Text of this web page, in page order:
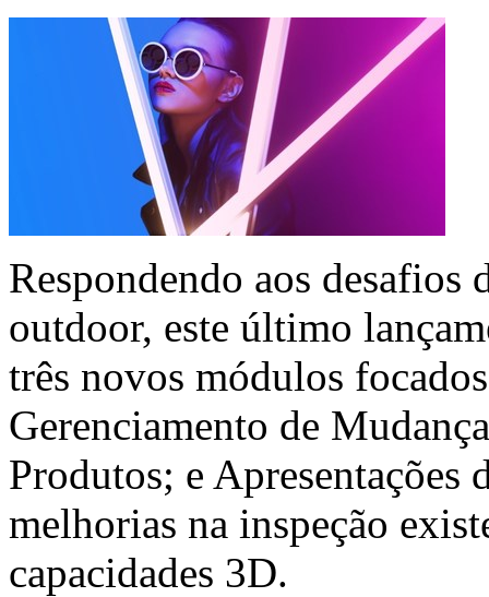
Respondendo aos desafios
outdoor, este último
três novos módulos
Gerenciamento de
Produtos; e Apresentações
melhorias na inspeção
capacidades 3D.